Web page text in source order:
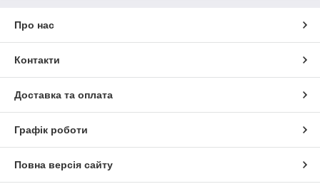
Про нас
Контакти
Доставка та оплата
Графік роботи
Повна версія сайту